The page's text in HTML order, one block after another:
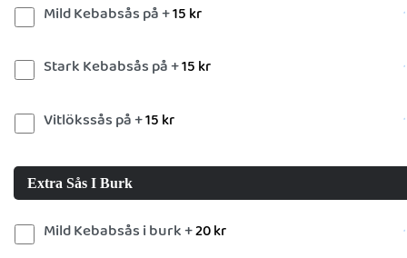
Mild Kebabsås på +15 kr
Stark Kebabsås på +15 kr
Vitlökssås på +15 kr
Extra Sås I Burk
Mild Kebabsås i burk +20kr